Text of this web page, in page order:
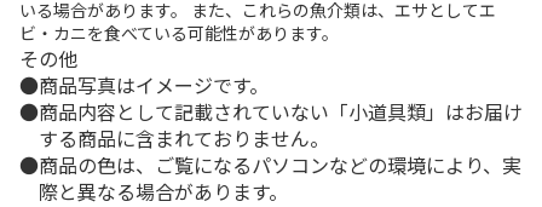
いる場合があります。 また、これらの魚介類は、エサとしてエ
ビ・カニを食べている可能性があります。
その他
商品写真はイメージです。
商品内容として記載されていない「小道具類」はお届け
する商品に含まれておりません。
商品の色は、ご覧になるパソコンなどの環境により、実
際と異なる場合があります。